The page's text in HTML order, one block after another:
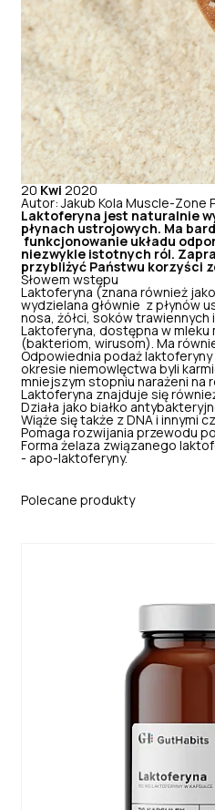
20 Kwi 2020
Autor: Jakub Kola Muscle-Zone
Laktoferyna jest naturalnie
płynach ustrojowych. Ma
funkcjonowanie układu
niezwykle istotnych ról.
przybliżyć Państwu korzyści
Słowem wstępu
Laktoferyna (znana również
wydzielana głównie z płynów
nosa, żółci, soków trawiennych i
Laktoferyna, dostępna w
(bakteriom, wirusom). Ma
Odpowiednia podaż
okresie niemowlęctwa byli
mniejszym stopniu narażeni na
Laktoferyna znajduje się
Działa jako białko
Wiąże się także z DNA i innymi
Pomaga rozwijania przewodu
Forma żelaza związanego
- apo-laktoferyny.
Polecane produkty